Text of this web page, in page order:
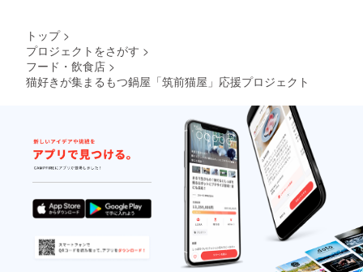
トップ >
プロジェクトをさがす >
フード・飲食店 >
猫好きが集まるもつ鍋屋「筑前猫屋」応援プロジェクト